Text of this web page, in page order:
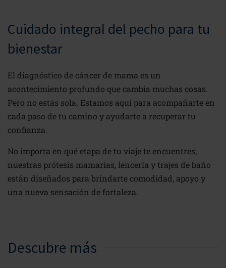
Cuidado integral del pecho para tu
bienestar
El diagnóstico de cáncer de mama es un
acontecimiento profundo que cambia muchas cosas.
Pero no estás sola. Estamos aquí para acompañarte en
cada paso de tu camino y ayudarte a recuperar tu
confianza.
No importa en qué etapa de tu viaje te encuentres,
nuestras prótesis mamarias, lencería y trajes de baño
están diseñados para brindarte comodidad, apoyo y
una nueva sensación de fortaleza.
Descubre más